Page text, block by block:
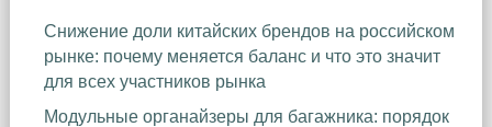
Снижение доли китайских брендов на российском
рынке: почему меняется баланс и что это значит
для всех участников рынка
Модульные органайзеры для багажника: порядок